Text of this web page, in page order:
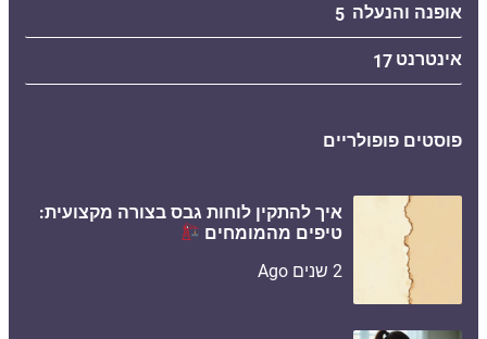
אופנה והנעלה 5
אינטרנט 17
פוסטים פופולריים
איך להתקין לוחות גבס בצורה מקצועית:
טיפים מהמומחים
2 שנים Ago